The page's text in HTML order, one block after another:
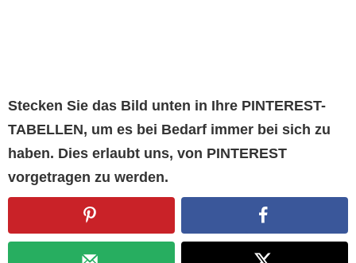
Stecken Sie das Bild unten in Ihre PINTEREST-
TABELLEN, um es bei Bedarf immer bei sich zu
haben. Dies erlaubt uns, von PINTEREST
vorgetragen zu werden.